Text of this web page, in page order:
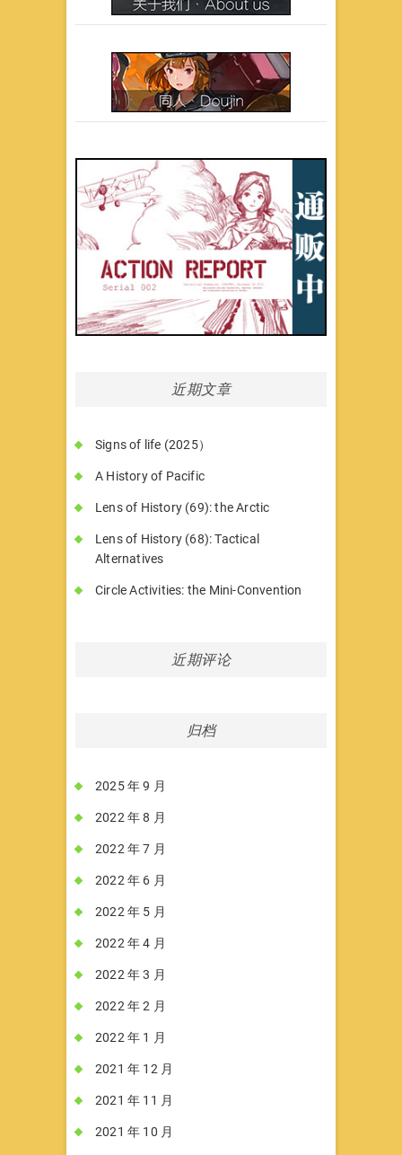
近期文章
Signs of life (2025）
A History of Pacific
Lens of History (69): the Arctic
Lens of History (68): Tactical
Alternatives
Circle Activities: the Mini-Convention
近期评论
归档
2025 年 9 月
2022 年 8 月
2022 年 7 月
2022 年 6 月
2022 年 5 月
2022 年 4 月
2022 年 3 月
2022 年 2 月
2022 年 1 月
2021 年 12 月
2021 年 11 月
2021 年 10 月